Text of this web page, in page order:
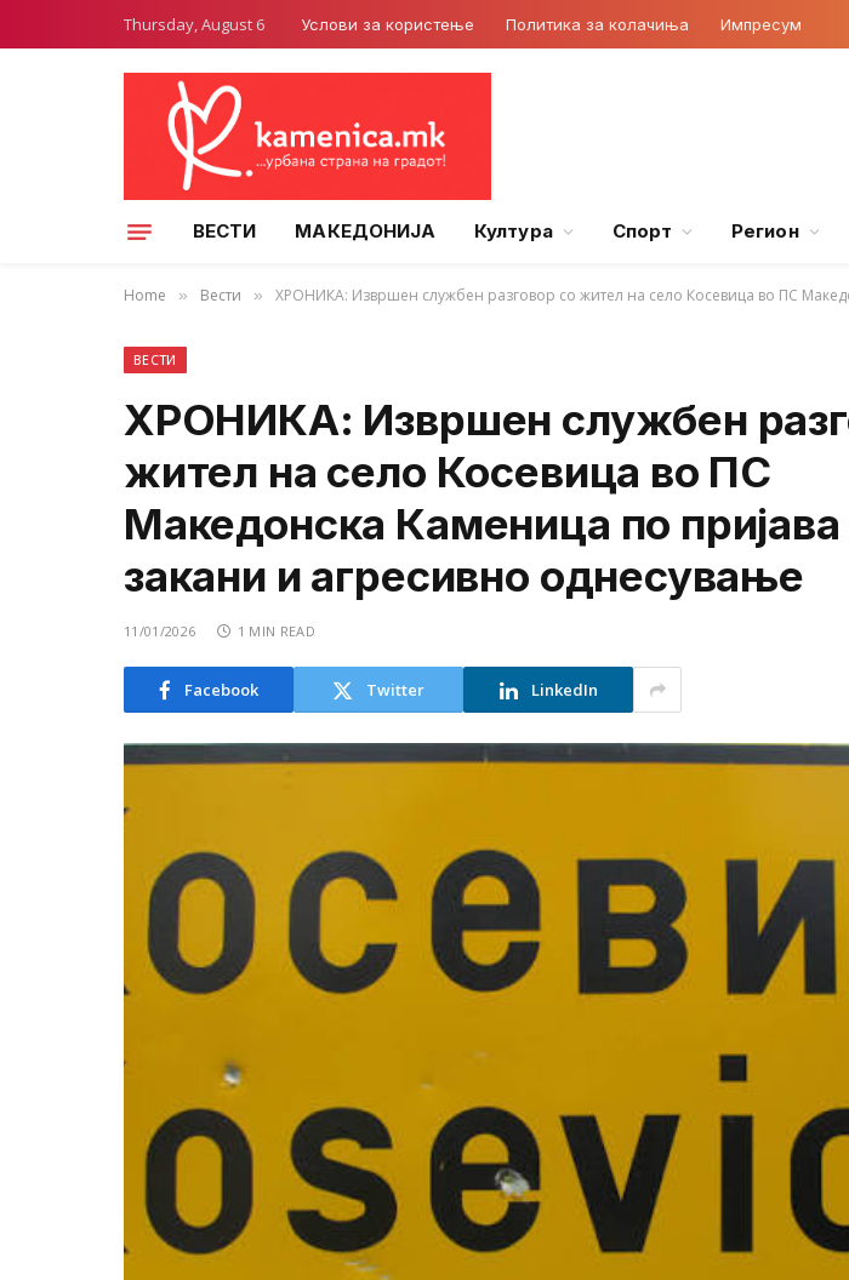
Thursday, August 6 Услови за користење Политика за колачиња Импресум
ВЕСТИ МАКЕДОНИЈА Култура Спорт Регион
Home » Вести » ХРОНИКА: Извршен службен разговор со жител на село Косевица во ПС
ВЕСТИ
ХРОНИКА: Извршен службен
жител на село Косевица во ПС
Македонска Каменица по пријава
закани и агресивно однесување
11/01/2026 1 MIN READ
Facebook Twitter LinkedIn